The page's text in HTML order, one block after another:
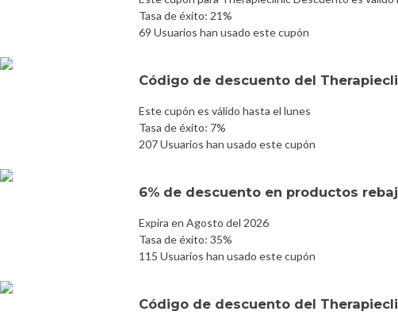
Tasa de éxito: 21%
69 Usuarios han usado este cupón
Código de descuento del
Este cupón es válido hasta el lunes
Tasa de éxito: 7%
207 Usuarios han usado este cupón
6% de descuento en productos
Expira en Agosto del 2026
Tasa de éxito: 35%
115 Usuarios han usado este cupón
Código de descuento del